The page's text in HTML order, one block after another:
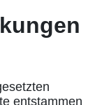
entstammen